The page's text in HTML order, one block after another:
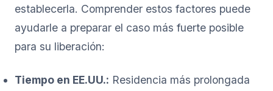
establecerla. Comprender estos factores puede
ayudarle a preparar el caso más fuerte posible
para su liberación:
Tiempo en EE.UU.: Residencia más prolongada